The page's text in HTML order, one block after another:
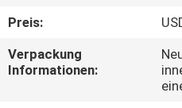
TRETEN
Preis:
Verpackung
Informationen: